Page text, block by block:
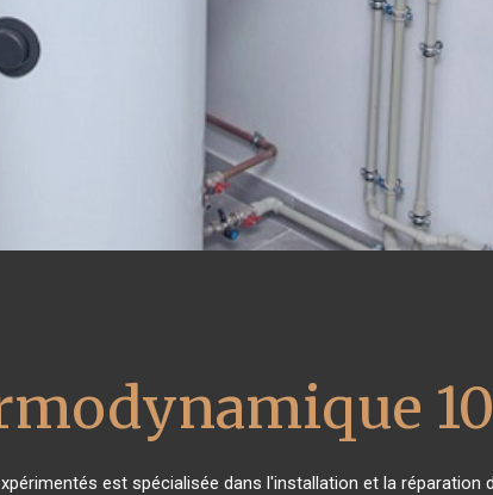
est spécialisée dans l'installation et la réparation